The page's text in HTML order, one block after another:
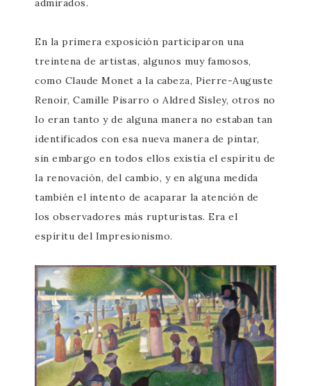
admirados.
En la primera exposición participaron una
treintena de artistas, algunos muy famosos,
como Claude Monet a la cabeza, Pierre-Auguste
Renoir, Camille Pisarro o Aldred Sisley, otros no
lo eran tanto y de alguna manera no estaban tan
identificados con esa nueva manera de pintar,
sin embargo en todos ellos existía el espíritu de
la renovación, del cambio, y en alguna medida
también el intento de acaparar la atención de
los observadores más rupturistas. Era el
espíritu del Impresionismo.